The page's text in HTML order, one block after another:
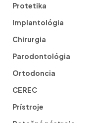
Protetika
Implantológia
Chirurgia
Parodontológia
Ortodoncia
CEREC
Prístroje